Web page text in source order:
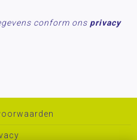
conform ons privacy